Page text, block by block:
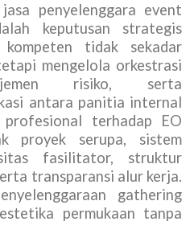
penyelenggara event
keputusan strategis
tidak sekadar
mengelola orkestrasi
risiko, serta
antara panitia internal
terhadap EO
proyek serupa, sistem
fasilitator, struktur
transparansi alur kerja.
gathering
permukaan tanpa